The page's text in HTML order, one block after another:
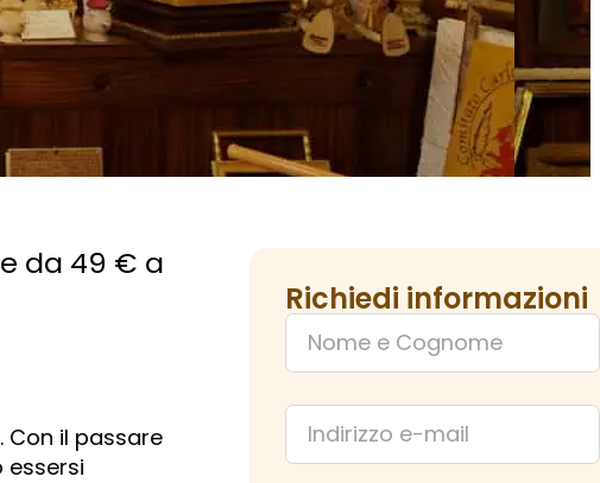
da 49 € a
Con il passare
essersi
Richiedi informazioni